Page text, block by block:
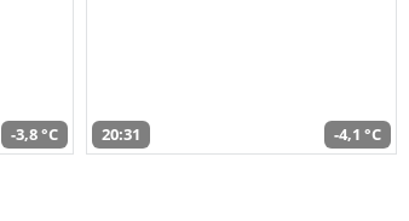
-3,8 °C 20:31 -4,1 °C